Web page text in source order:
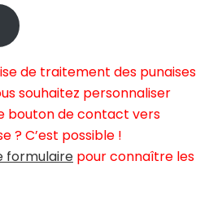
de traitement des punaises
souhaitez personnaliser
bouton de contact vers
? C’est possible !
formulaire pour connaître les